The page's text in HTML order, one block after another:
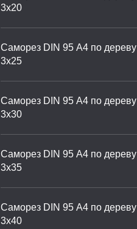
3х20
Саморез DIN 95 А4 по дереву
3х25
Саморез DIN 95 А4 по дереву
3х30
Саморез DIN 95 А4 по дереву
3х35
Саморез DIN 95 А4 по дереву
3х40